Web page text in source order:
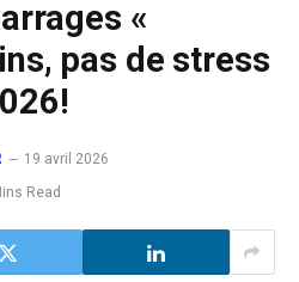
«
pas de stress
19 avril 2026
Read